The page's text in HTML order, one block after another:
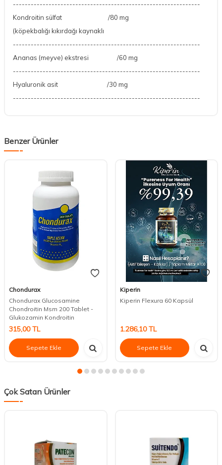
---------------------------------------------------------------
Kondroitin sülfat /80 mg
(köpekbalığı kıkırdağı kaynaklı
---------------------------------------------------------------
Ananas (meyve) ekstresi /60 mg
---------------------------------------------------------------
Hyaluronik asit /30 mg
---------------------------------------------------------------
Benzer Ürünler
Chondurax
Chondurax Glucosamine
Chondroitin Msm 200 Tablet -
Glukozamin Kondroitin
315,00TL
Sepete Ekle
Kiperin
Kiperin Flexura 60 Kapsül
1.286,10TL
Sepete Ekle
Çok Satan Ürünler